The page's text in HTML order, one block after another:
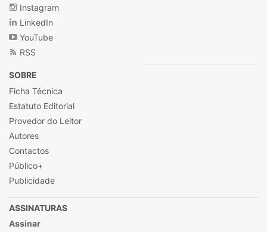
Instagram
LinkedIn
YouTube
RSS
SOBRE
Ficha Técnica
Estatuto Editorial
Provedor do Leitor
Autores
Contactos
Público+
Publicidade
ASSINATURAS
Assinar